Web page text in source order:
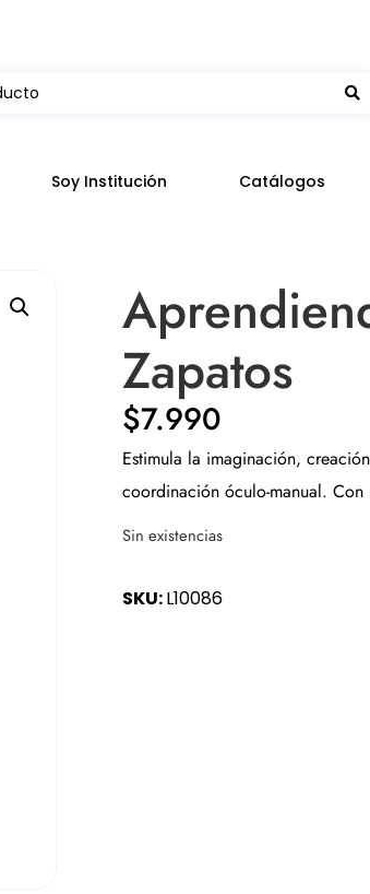
Soy Institución Catálogos
Zapatos
$7.990
Estimula la imaginación,
coordinación óculo-manual.
Sin existencias
SKU:L10086